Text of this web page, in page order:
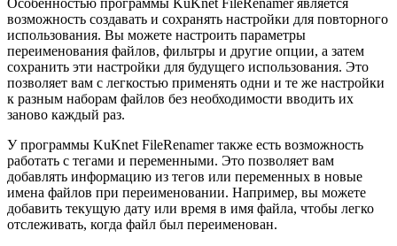
Особенностью программы KuKnet FileRenamer является
возможность создавать и сохранять настройки для повторного
использования. Вы можете настроить параметры
переименования файлов, фильтры и другие опции, а затем
сохранить эти настройки для будущего использования. Это
позволяет вам с легкостью применять одни и те же настройки
к разным наборам файлов без необходимости вводить их
заново каждый раз.
У программы KuKnet FileRenamer также есть возможность
работать с тегами и переменными. Это позволяет вам
добавлять информацию из тегов или переменных в новые
имена файлов при переименовании. Например, вы можете
добавить текущую дату или время в имя файла, чтобы легко
отслеживать, когда файл был переименован.